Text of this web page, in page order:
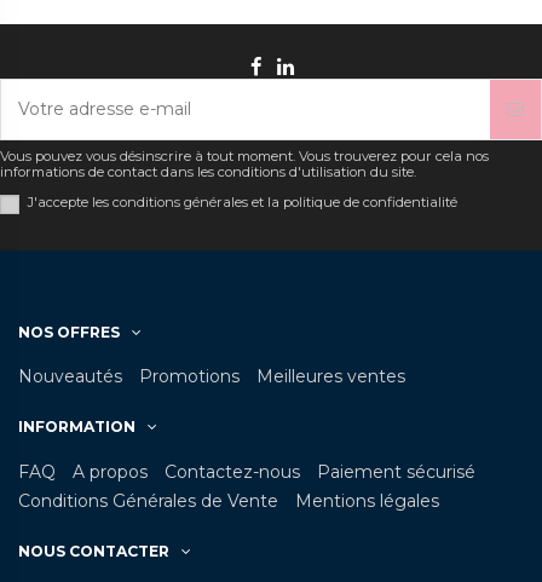
Vous pouvez vous désinscrire à tout moment. Vous trouverez pour cela nos
informations de contact dans les conditions d'utilisation du site.
J'accepte les conditions générales et la politique de confidentialité
NOS OFFRES
Nouveautés Promotions Meilleures ventes
INFORMATION
FAQ A propos Contactez-nous
Paiement sécurisé
Conditions Générales de Vente
Mentions légales
NOUS CONTACTER